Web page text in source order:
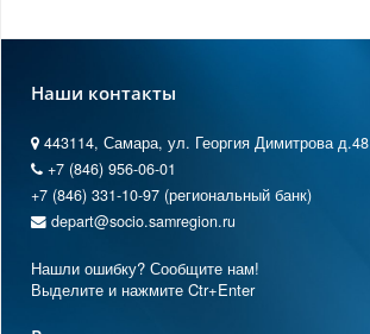
Наши контакты
443114, Самара, ул. Георгия Димитрова д.48
+7 (846) 956-06-01
+7 (846) 331-10-97 (региональный банк)
depart@socio.samregion.ru
Нашли ошибку? Сообщите нам!
Выделите и нажмите Ctr+Enter